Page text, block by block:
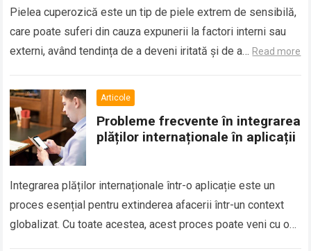
Pielea cuperozică este un tip de piele extrem de sensibilă,
care poate suferi din cauza expunerii la factori interni sau
externi, având tendința de a deveni iritată și de a… Read more
Articole
Probleme frecvente în integrarea
plăților internaționale în aplicații
Integrarea plăților internaționale într-o aplicație este un
proces esențial pentru extinderea afacerii într-un context
globalizat. Cu toate acestea, acest proces poate veni cu o